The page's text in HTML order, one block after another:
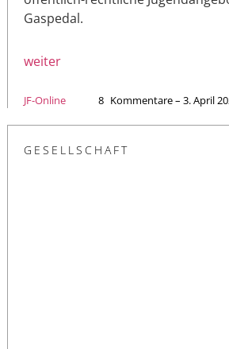
Gaspedal.
weiter
JF-Online 8 Kommentare – 3. April
GESELLSCHAFT